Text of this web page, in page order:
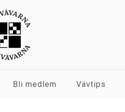
Bli medlem Vävtips